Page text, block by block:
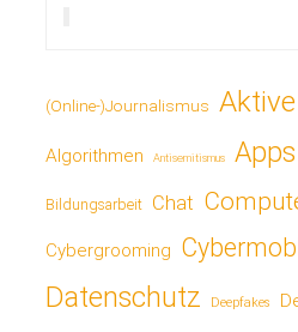
(Online-)Journalismus
Algorithmen Antisemitismus
Bildungsarbeit Chat
Cybergrooming
Datenschutz Deepfakes